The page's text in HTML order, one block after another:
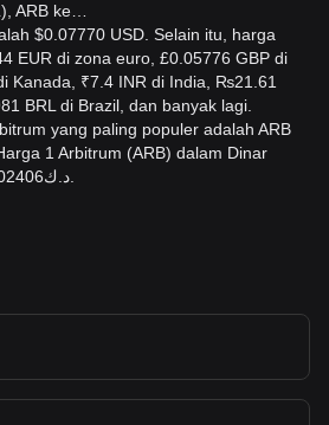
ARB ke…
$0.07770 USD. Selain itu, harga
EUR di zona euro, £0.05776 GBP di
Kanada, ₹7.4 INR di India, ₨21.61
BRL di Brazil, dan banyak lagi.
yang paling populer adalah ARB
1 Arbitrum (ARB) dalam Dinar